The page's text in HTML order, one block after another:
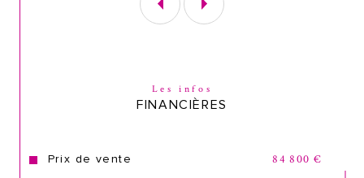
Les infos
FINANCIÈRES
Prix de vente 84 800 €